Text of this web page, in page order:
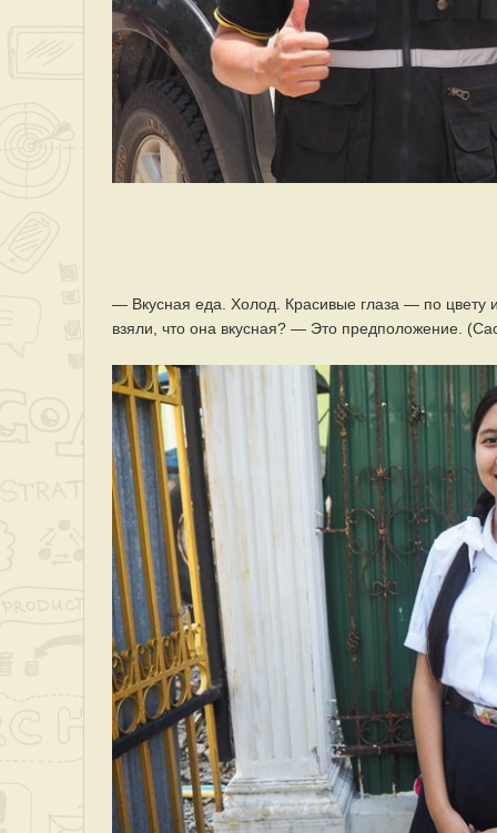
— Вкусная еда. Холод. Красивые глаза — по
взяли, что она вкусная? — Это предположение.